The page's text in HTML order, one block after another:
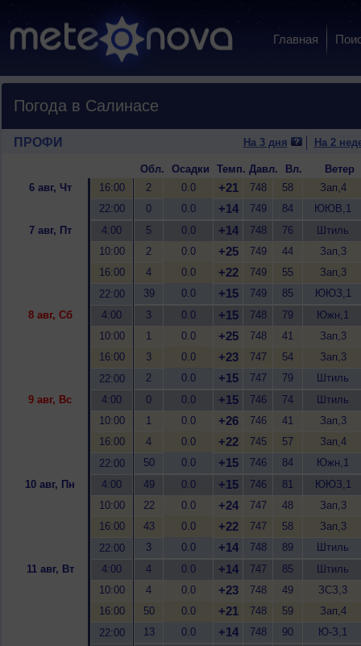
Главная
Погода в Салинасе
ПРОФИ На 3 дня На 2
Обл. Осадки Темп. Давл. Вл.
Ветер
6 авг, Чт
16:00 2 0.0 +21 748 58
Зап,4
22:00
0 0.0 +14 749 84
ЮЮВ,1
7 авг, Пт
4:00 5 0.0 +14 748 76
Штиль
10:00
2 0.0 +25 749 44
Зап,3
16:00
4 0.0 +22 749 55
Зап,3
22:00
39 0.0 +15 749 85
ЮЮЗ,1
8 авг, Сб
4:00 3 0.0 +15 748 79
Южн,1
10:00
1 0.0 +25 748 41
Зап,3
16:00
3 0.0 +23 747 54
Зап,3
22:00
2 0.0 +15 747 79
Штиль
9 авг, Вс
4:00 0 0.0 +15 746 74
Штиль
10:00
1 0.0 +26 746 41
Зап,3
16:00
4 0.0 +22 745 57
Зап,4
22:00
50 0.0 +15 746 84
Южн,1
10 авг, Пн
4:00 49 0.0 +15 746 81
ЮЮЗ,1
10:00
22 0.0 +24 747 48
Зап,3
16:00
43 0.0 +22 747 58
Зап,3
22:00
3 0.0 +14 748 89
Штиль
11 авг, Вт
4:00 4 0.0 +14 747 85
Штиль
10:00
4 0.0 +23 748 49
ЗСЗ,3
16:00
50 0.0 +21 748 59
Зап,4
22:00
13 0.0 +14 748 90
Ю-З,1